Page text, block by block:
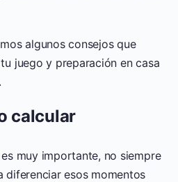
algunos consejos que
juego y preparación en casa
calcular
muy importante, no siempre
diferenciar esos momentos